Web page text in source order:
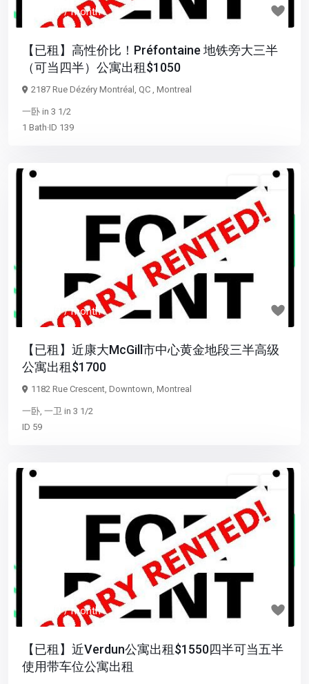
$ 1,050/ month
【已租】高性价比！Préfontaine 地铁旁大三半
（可当四半）公寓出租$1050
2187 Rue Dézéry Montréal, QC , Montreal
一卧 in 3 1/2
1 Bath·ID 139
$ 1,700/ month
【已租】近康大McGill市中心黄金地段三半高级
公寓出租$1700
1182 Rue Crescent, Downtown, Montreal
一卧, 一卫 in 3 1/2
ID 59
$ 1,550/ month
【已租】近Verdun公寓出租$1550四半可当五半
使用带车位公寓出租